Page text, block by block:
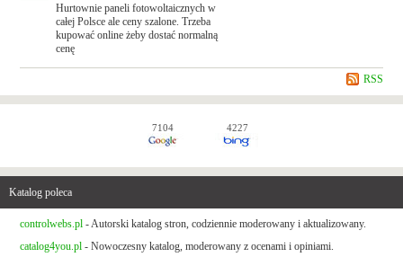
Hurtownie paneli fotowoltaicznych w
całej Polsce ale ceny szalone. Trzeba
kupować online żeby dostać normalną
cenę
RSS
7104 4227
Katalog poleca
controlwebs.pl - Autorski katalog stron, codziennie moderowany i aktualizowany.
catalog4you.pl - Nowoczesny katalog, moderowany z ocenami i opiniami.